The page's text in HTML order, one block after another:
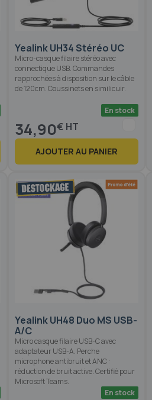
Yealink UH34 Stéréo UC
Micro-casque filaire stéréo avec
connectique USB. Commandes
rapprochées à disposition sur le câble
de 120cm. Coussinets en similicuir.
En stock
34,90€
AJOUTER AU PANIER
Yealink UH48 Duo MS USB-
A/C
Micro casque filaire USB-C avec
adaptateur USB-A. Perche
microphone antibruit et ANC :
réduction de bruit active. Certifié pour
Microsoft Teams.
En stock